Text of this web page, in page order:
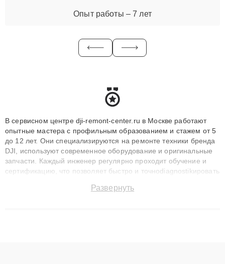
Опыт работы – 7 лет
В сервисном центре dji-remont-center.ru в Москве работают
опытные мастера с профильным образованием и стажем от 5
до 12 лет. Они специализируются на ремонте техники бренда
DJI, используют современное оборудование и оригинальные
запчасти. Каждый инженер регулярно проходит обучение и
сертификацию, что позволяет быстро и точноdiagnostikировать
до 3 лет. Наши мастера решают сложные случаи: от замены
Развернуть